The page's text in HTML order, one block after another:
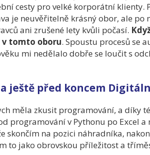
cesty pro velké korporátní klienty.
je neuvěřitelně krásný obor, ale po
ani zrušené lety kvůli počasí.
v tomto oboru. Spoustu procesů se
mi nedělalo dobře se loučit s
ještě před koncem
měla zkusit programování, a díky
programování v Pythonu po Excel a
skončím na pozici náhradníka,
to jako obrovskou příležitost a